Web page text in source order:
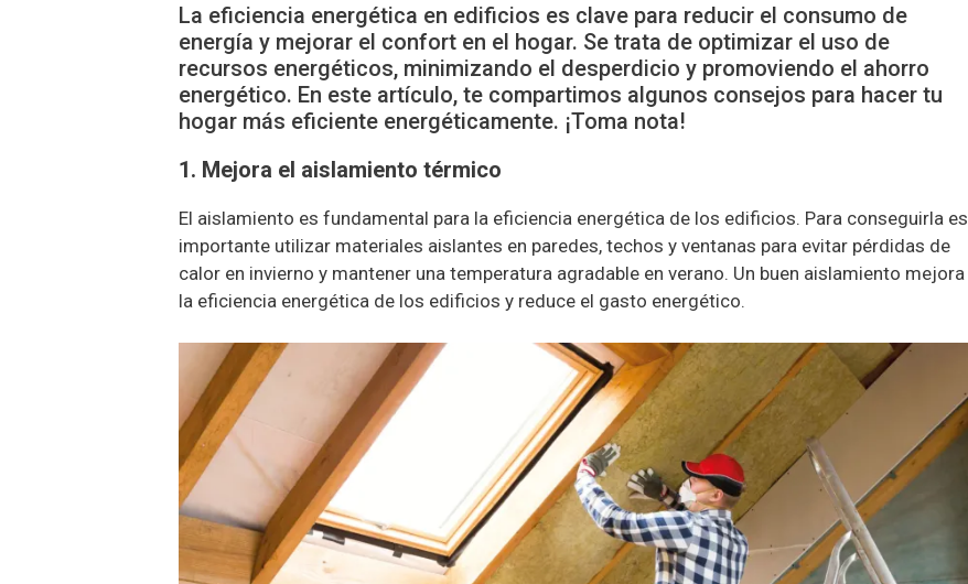
La eficiencia energética en edificios es clave para reducir el consumo de
energía y mejorar el confort en el hogar. Se trata de optimizar el uso de
recursos energéticos, minimizando el desperdicio y promoviendo el ahorro
energético. En este artículo, te compartimos algunos consejos para hacer tu
hogar más eficiente energéticamente. ¡Toma nota!
1. Mejora el aislamiento térmico
El aislamiento es fundamental para la eficiencia energética de los edificios. Para conseguirla es
importante utilizar materiales aislantes en paredes, techos y ventanas para evitar pérdidas de
calor en invierno y mantener una temperatura agradable en verano. Un buen aislamiento mejora
la eficiencia energética de los edificios y reduce el gasto energético.